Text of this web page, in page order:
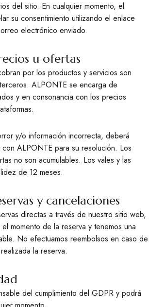
del sitio. En cualquier momento, el
su consentimiento utilizando el enlace
electrónico enviado.
u ofertas
por los productos y servicios son
ALPONTE se encarga de
y en consonancia con los precios
y/o información incorrecta, deberá
ALPONTE para su resolución. Los
no son acumulables. Los vales y las
de 12 meses.
y cancelaciones
directas a través de nuestro sitio web,
momento de la reserva y tenemos una
No efectuamos reembolsos en caso de
la reserva.
del cumplimiento del GDPR y podrá